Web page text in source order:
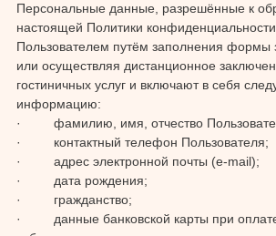
Персональные данные, разрешённые к
настоящей Политики
Пользователем путём заполнения формы
или осуществляя дистанционное
гостиничных услуг и включают в себя
информацию:
· фамилию, имя, отчество
· контактный телефон Пользователя;
· адрес электронной почты (e-mail);
· дата рождения;
· гражданство;
· данные банковской карты при